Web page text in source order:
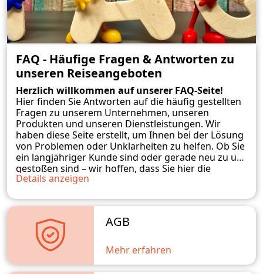
FAQ - Häufige Fragen & Antworten zu
unseren Reiseangeboten
Herzlich willkommen auf unserer FAQ-Seite!
Hier finden Sie Antworten auf die häufig gestellten
Fragen zu unserem Unternehmen, unseren
Produkten und unseren Dienstleistungen. Wir
haben diese Seite erstellt, um Ihnen bei der Lösung
von Problemen oder Unklarheiten zu helfen. Ob Sie
ein langjähriger Kunde sind oder gerade neu zu uns
gestoßen sind – wir hoffen, dass Sie hier die
benötigten Informationen finden. Sollten Sie
kontaktieren. Wir stehen Ihnen gerne zur
weiterzuhelfen.
Details anzeigen
AGB
Mehr erfahren